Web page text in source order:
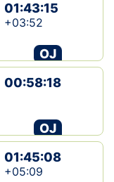
01:43:15
+03:52
OJ
00:58:18
OJ
01:45:08
+05:09